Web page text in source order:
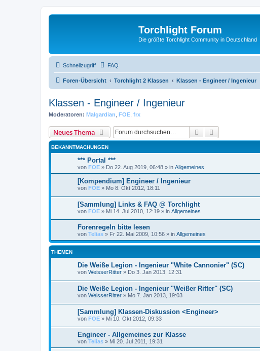
Torchlight Forum
Die größte Torchlight Community in Deutschland
Schnellzugriff FAQ
Foren-Übersicht Torchlight 2 Klassen Klassen - Engineer / Ingenieur
Klassen - Engineer / Ingenieur
Moderatoren: Malgardian FOE frx
Neues Thema Suche
BEKANNTMACHUNGEN
*** Portal ***
von FOE » Do 22. Aug 2019, 06:48 » in Allgemeines
[Kompendium] Engineer / Ingenieur
von FOE » Mo 8. Okt 2012, 18:11
[Sammlung] Links & FAQ @ Torchlight
von FOE » Mi 14. Jul 2010, 12:19 » in Allgemeines
Forenregeln bitte lesen
von Telias » Fr 22. Mai 2009, 10:56 » in Allgemeines
THEMEN
Die Weiße Legion - Ingenieur "White Cannonier" (SC)
von WeisserRitter » Do 3. Jan 2013, 12:31
Die Weiße Legion - Ingenieur "Weißer Ritter" (SC)
von WeisserRitter » Mo 7. Jan 2013, 19:03
[Sammlung] Klassen-Diskussion <Engineer>
von FOE » Mi 10. Okt 2012, 09:33
Engineer - Allgemeines zur Klasse
von Telias » Mi 20. Jul 2011, 19:31